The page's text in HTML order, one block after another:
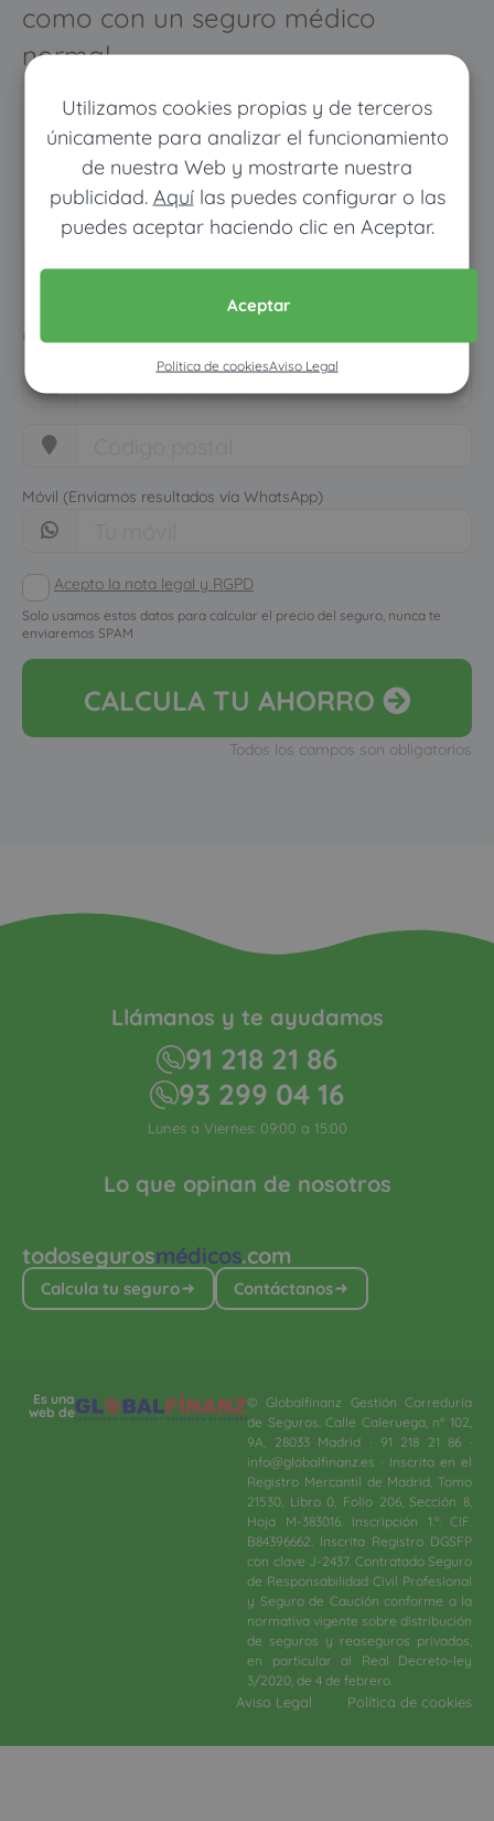
Utilizamos cookies propias y de terceros
únicamente para analizar el funcionamiento
de nuestra Web y mostrarte nuestra
publicidad. Aquílas puedes configurar o las
puedes aceptar haciendo clic en Aceptar.
Aceptar
Política de cookiesAviso Legal
como con un seguro médico
normal
Pon tus datos y descubre
cuánto dinero ahorrarías
Móvil (Enviamos resultados vía WhatsApp)
Acepto la nota legal y RGPD
Solo usamos estos datos para calcular el precio del seguro, nunca te
enviaremos SPAM
CALCULA TU AHORRO
Todos los campos son obligatorios
todosegurosmédicos.com
Calcula tu seguro Contáctanos
Lo que opinan de nosotros
Llámanos y te ayudamos
91 218 21 86
93 299 04 16
Lunes a Viernes: 09:00 a 15:00
Es una
web de
© Globalfinanz Gestión Correduría
de Seguros. Calle Caleruega, nº 102,
9A, 28033 Madrid · 91 218 21 86 ·
info@globalfinanz.es · Inscrita en el
Registro Mercantil de Madrid, Tomo
21530, Libro 0, Folio 206, Sección 8,
Hoja M-383016. Inscripción 1.ª. CIF.
B84396662. Inscrita Registro DGSFP
con clave J-2437. Contratado Seguro
de Responsabilidad Civil Profesional
y Seguro de Caución conforme a la
normativa vigente sobre distribución
de seguros y reaseguros privados,
en particular al Real Decreto-ley
3/2020, de 4 de febrero.​
Aviso Legal Política de cookies